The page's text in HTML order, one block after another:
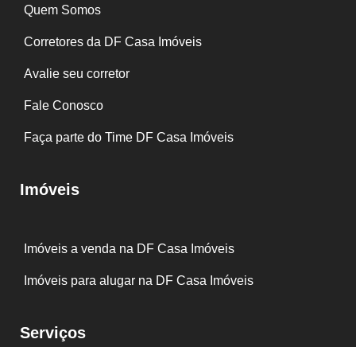
Quem Somos
Corretores da DF Casa Imóveis
Avalie seu corretor
Fale Conosco
Faça parte do Time DF Casa Imóveis
Imóveis
Imóveis a venda na DF Casa Imóveis
Imóveis para alugar na DF Casa Imóveis
Serviços